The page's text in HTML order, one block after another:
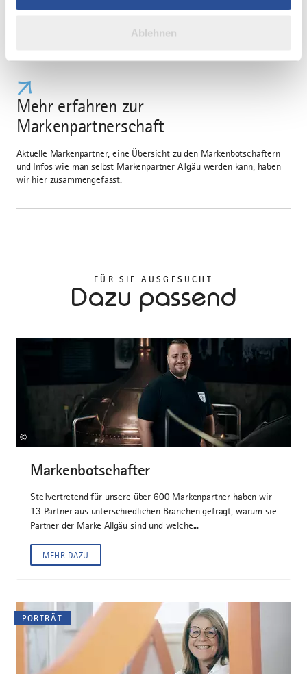
weiteren Daten zusammen, die Sie ihnen bereitgestellt
Ablehnen
Mehr erfahren zur
Markenpartnerschaft
Aktuelle Markenpartner, eine Übersicht zu den Markenbotschaftern
und Infos wie man selbst Markenpartner Allgäu werden kann, haben
wir hier zusammengefasst.
FÜR SIE AUSGESUCHT
Dazu passend
©
Markenbotschafter
Stellvertretend für unsere über 600 Markenpartner haben wir
13 Partner aus unterschiedlichen Branchen gefragt, warum sie
Partner der Marke Allgäu sind und welche...
MEHR DAZU
PORTRÄT